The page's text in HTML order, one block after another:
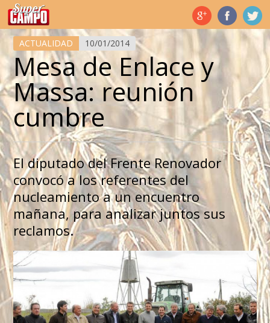
Temas de hoy
ACTUALIDAD 10/01/2014
Mesa de Enlace y
Massa: reunión
cumbre
El diputado del Frente Renovador
convocó a los referentes del
nucleamiento a un encuentro
mañana, para analizar juntos sus
reclamos.